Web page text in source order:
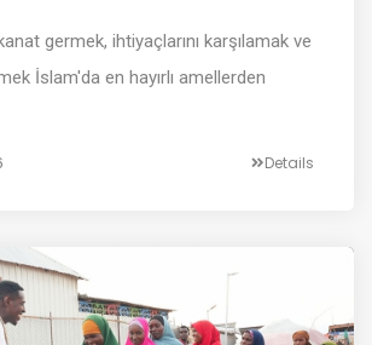
germek, ihtiyaçlarını karşılamak ve
İslam'da en hayırlı amellerden
Details